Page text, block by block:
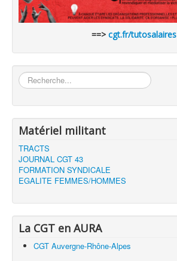
==> cgt.fr/tutosalaires
Rechercher
Matériel militant
TRACTS
JOURNAL CGT 43
FORMATION SYNDICALE
EGALITE FEMMES/HOMMES
La CGT en AURA
CGT Auvergne-Rhône-Alpes